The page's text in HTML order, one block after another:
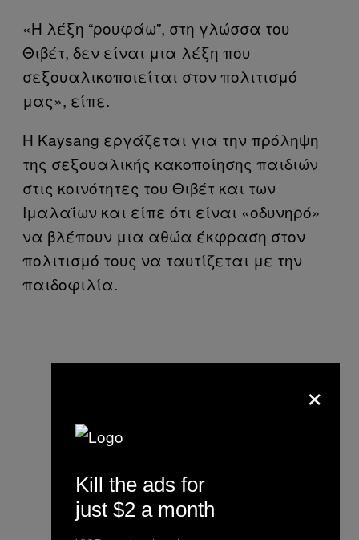
«Η λέξη “ρουφάω”, στη γλώσσα του
Θιβέτ, δεν είναι μια λέξη που
σεξουαλικοποιείται στον πολιτισμό
μας», είπε.
H Kaysang εργάζεται για την πρόληψη
της σεξουαλικής κακοποίησης παιδιών
στις κοινότητες του Θιβέτ και των
Ιμαλαΐων και είπε ότι είναι «οδυνηρό»
να βλέπουν μια αθώα έκφραση στον
πολιτισμό τους να ταυτίζεται με την
παιδοφιλία.
×
Kill the ads for
just $2 a month